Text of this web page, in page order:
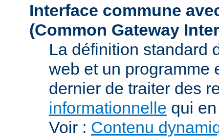
Interface commune
(Common Gateway
La définition standard
web et un programme
dernier de traiter des
informationnelle qui
Voir : Contenu